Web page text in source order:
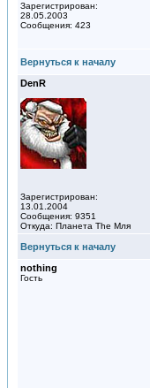
Зарегистрирован:
28.05.2003
Сообщения: 423
Вернуться к началу
DenR
Зарегистрирован:
13.01.2004
Сообщения: 9351
Откуда: Планета The Мля
Вернуться к началу
nothing
Гость